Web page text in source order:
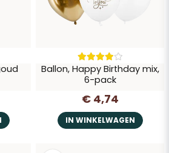
Ballon, Happy Birthday mix,
6-pack
€ 4,74
IN WINKELWAGEN